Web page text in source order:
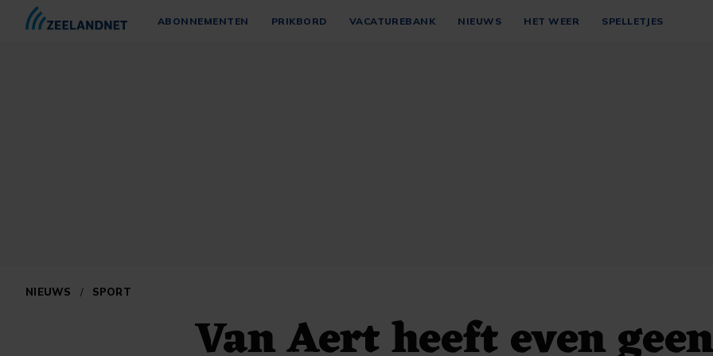
ABONNEMENTEN PRIKBORD VACATUREBANK NIEUWS HET WEER SPELLETJES
NIEUWS / SPORT